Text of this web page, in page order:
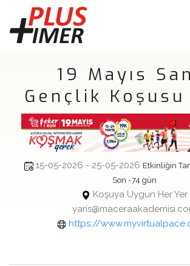
19 Mayıs
Gençlik
15-05-2026 - 25-05-2026 Etkinliğin
Son -74 gün
Koşuya Uygun Her Yer
https://